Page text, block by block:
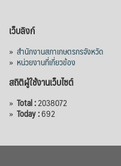
เว็บลิงก์
» สำนักงานสภาเกษตรกรจังหวัด
» หน่วยงานที่เกี่ยวข้อง
สถิติผู้ใช้งานเว็บไซต์
» Total :2038072
» Today :692